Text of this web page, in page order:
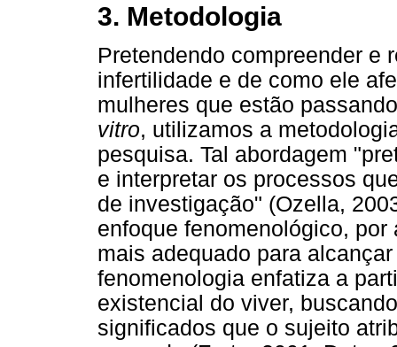
3. Metodologia
Pretendendo compreender e
infertilidade e de como ele
mulheres que estão
vitro, utilizamos a
pesquisa. Tal abordagem
e interpretar os processos
de investigação" (Ozella,
enfoque fenomenológico,
mais adequado para
fenomenologia enfatiza a
existencial do viver,
significados que o sujeito